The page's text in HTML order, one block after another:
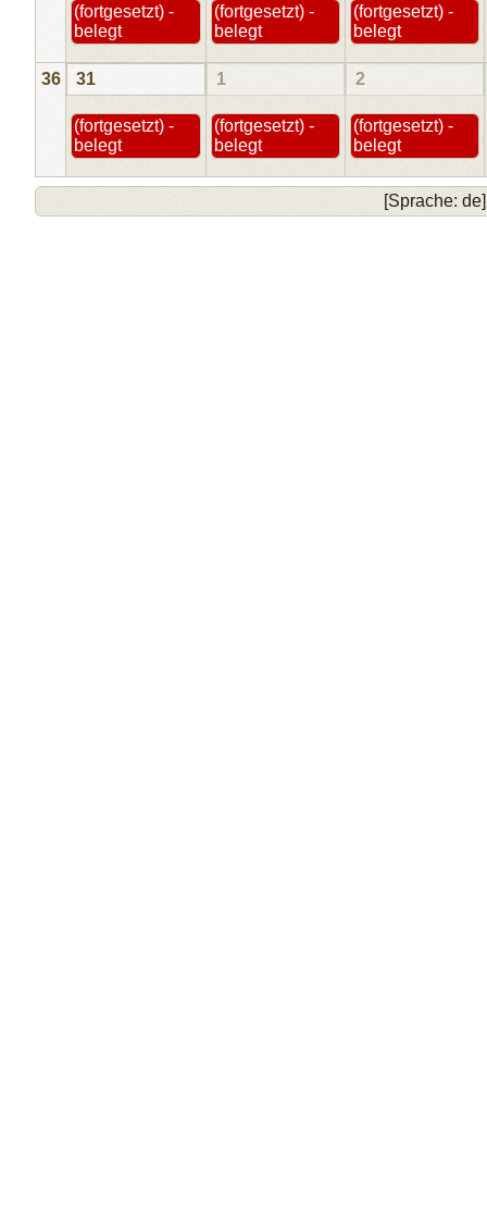
(fortgesetzt) -
belegt
(fortgesetzt) -
belegt
(fortgesetzt) -
belegt
36 31
(fortgesetzt) -
belegt
1
(fortgesetzt) -
belegt
2
(fortgesetzt) -
belegt
[Sprache: